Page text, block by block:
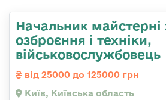
Начальник
озбpоєння і техніки,
військовослужбовець
від 25000 до 125000 грн
Київ, Київська область